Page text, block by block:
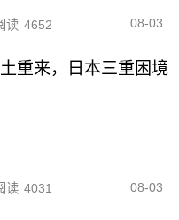
读 4652 08-03
重来，日本三重困境
读 4031 08-03